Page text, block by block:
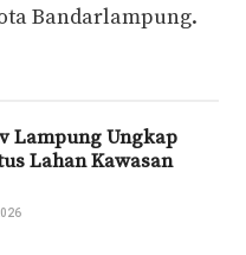
Bandarlampung.
Lampung Ungkap
Lahan Kawasan